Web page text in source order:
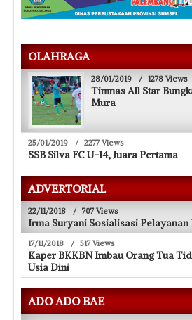
OLAHRAGA
28/01/2019 / 1278 Views
Timnas All Star
Mura
25/01/2019 / 2277 Views
SSB Silva FC U-14, Juara Pertama
ADVERTORIAL
22/11/2018 / 707 Views
Irma Suryani Sosialisasi Pelayanan
17/11/2018 / 517 Views
Kaper BKKBN Imbau Orang Tua
Usia Dini
ADO ADO BAE